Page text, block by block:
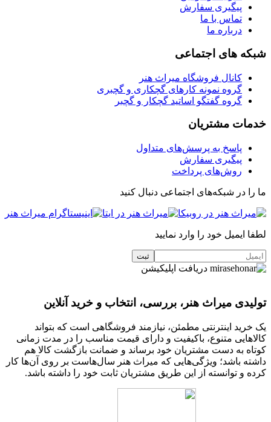
پیگیری سفارش
تماس با ما
درباره ما
شبکه های اجتماعی
کانال فروشگاه میراث هنر
گروه نمونه کارهای گچکاری و گچبری
گروه گفتگو اساتید گچکار و گچبر
خدمات مشتریان
پاسخ به پرسش‌های متداول
پیگیری سفارش
روش‌های پرداخت
ما را در شبکه‌های اجتماعی دنبال کنید
لطفا ایمیل خود را وارد نمایید
دریافت اپلیکیشن
تولیدی میراث هنر، بررسی، انتخاب و خرید آنلاین
یک خرید اینترنتی مطمئن، نیازمند فروشگاهی است که بتواند
کالاهایی متنوع، باکیفیت و دارای قیمت مناسب را در مدت زمانی
کوتاه به دست مشتریان خود برساند و ضمانت بازگشت کالا هم
داشته باشد؛ ویژگی‌هایی که میراث هنر سال‌هاست بر روی آن‌ها کار
کرده و توانسته از این طریق مشتریان ثابت خود را داشته باشد.